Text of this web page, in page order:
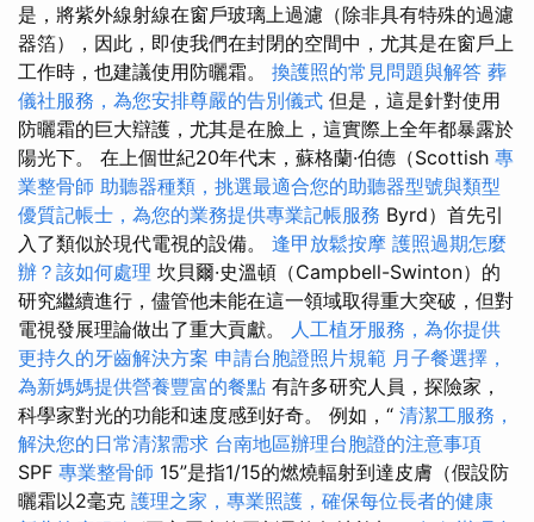
是，將紫外線射線在窗戶玻璃上過濾（除非具有特殊的過濾
器箔），因此，即使我們在封閉的空間中，尤其是在窗戶上
工作時，也建議使用防曬霜。 換護照的常見問題與解答 葬
儀社服務，為您安排尊嚴的告別儀式 但是，這是針對使用
防曬霜的巨大辯護，尤其是在臉上，這實際上全年都暴露於
陽光下。 在上個世紀20年代末，蘇格蘭·伯德（Scottish 專
業整骨師 助聽器種類，挑選最適合您的助聽器型號與類型
優質記帳士，為您的業務提供專業記帳服務 Byrd）首先引
入了類似於現代電視的設備。 逢甲放鬆按摩 護照過期怎麼
辦？該如何處理 坎貝爾·史溫頓（Campbell-Swinton）的
研究繼續進行，儘管他未能在這一領域取得重大突破，但對
電視發展理論做出了重大貢獻。
人工植牙服務，為你提供
更持久的牙齒解決方案 申請台胞證照片規範 月子餐選擇，
為新媽媽提供營養豐富的餐點 有許多研究人員，探險家，
科學家對光的功能和速度感到好奇。 例如，“ 清潔工服務，
解決您的日常清潔需求 台南地區辦理台胞證的注意事項
SPF 專業整骨師 15”是指1/15的燃燒輻射到達皮膚（假設防
曬霜以2毫克 護理之家，專業照護，確保每位長者的健康